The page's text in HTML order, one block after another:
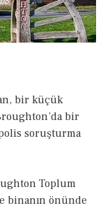
bir küçük
bir
soruşturma
Toplum
binanın önünde